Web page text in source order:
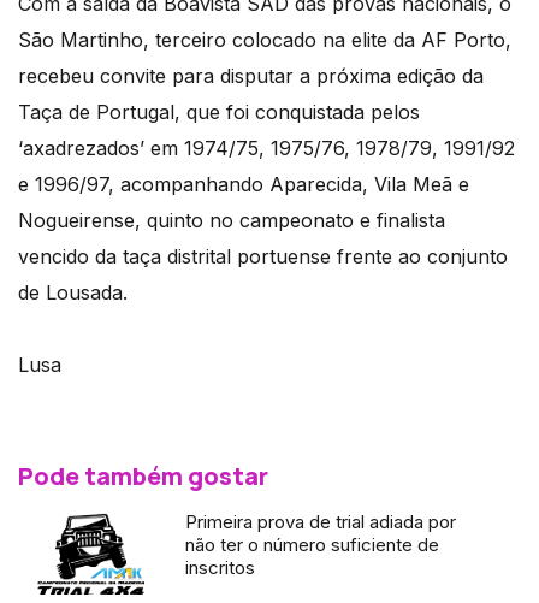
São Martinho, terceiro colocado na elite da AF Porto,
recebeu convite para disputar a próxima edição da
Taça de Portugal, que foi conquistada pelos
‘axadrezados’ em 1974/75, 1975/76, 1978/79, 1991/92
e 1996/97, acompanhando Aparecida, Vila Meã e
Nogueirense, quinto no campeonato e finalista
vencido da taça distrital portuense frente ao conjunto
de Lousada.
Lusa
Pode também gostar
Primeira prova de trial adiada por
não ter o número suficiente de
inscritos